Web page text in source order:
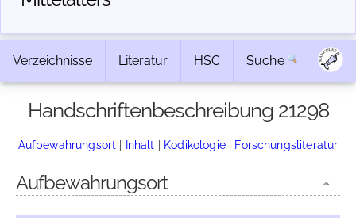
Verzeichnisse Literatur HSC Suche
Handschriftenbeschreibung 21298
Aufbewahrungsort | Inhalt | Kodikologie| Forschungsliteratur
Aufbewahrungsort